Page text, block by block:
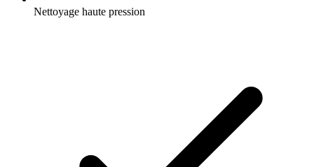
Nettoyage haute pression